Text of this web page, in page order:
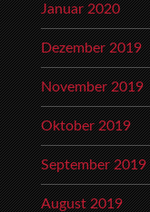
Januar 2020
Dezember 2019
November 2019
Oktober 2019
September 2019
August 2019